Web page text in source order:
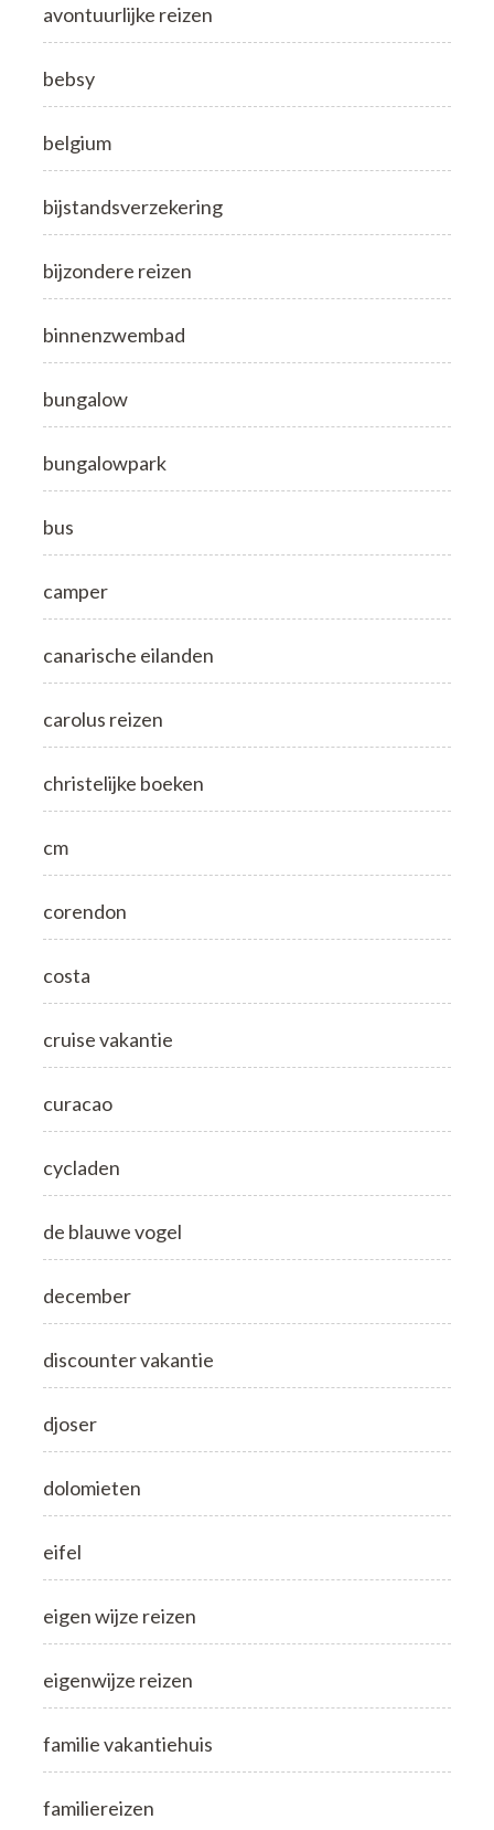
avontuurlijke reizen
bebsy
belgium
bijstandsverzekering
bijzondere reizen
binnenzwembad
bungalow
bungalowpark
bus
camper
canarische eilanden
carolus reizen
christelijke boeken
cm
corendon
costa
cruise vakantie
curacao
cycladen
de blauwe vogel
december
discounter vakantie
djoser
dolomieten
eifel
eigen wijze reizen
eigenwijze reizen
familie vakantiehuis
familiereizen